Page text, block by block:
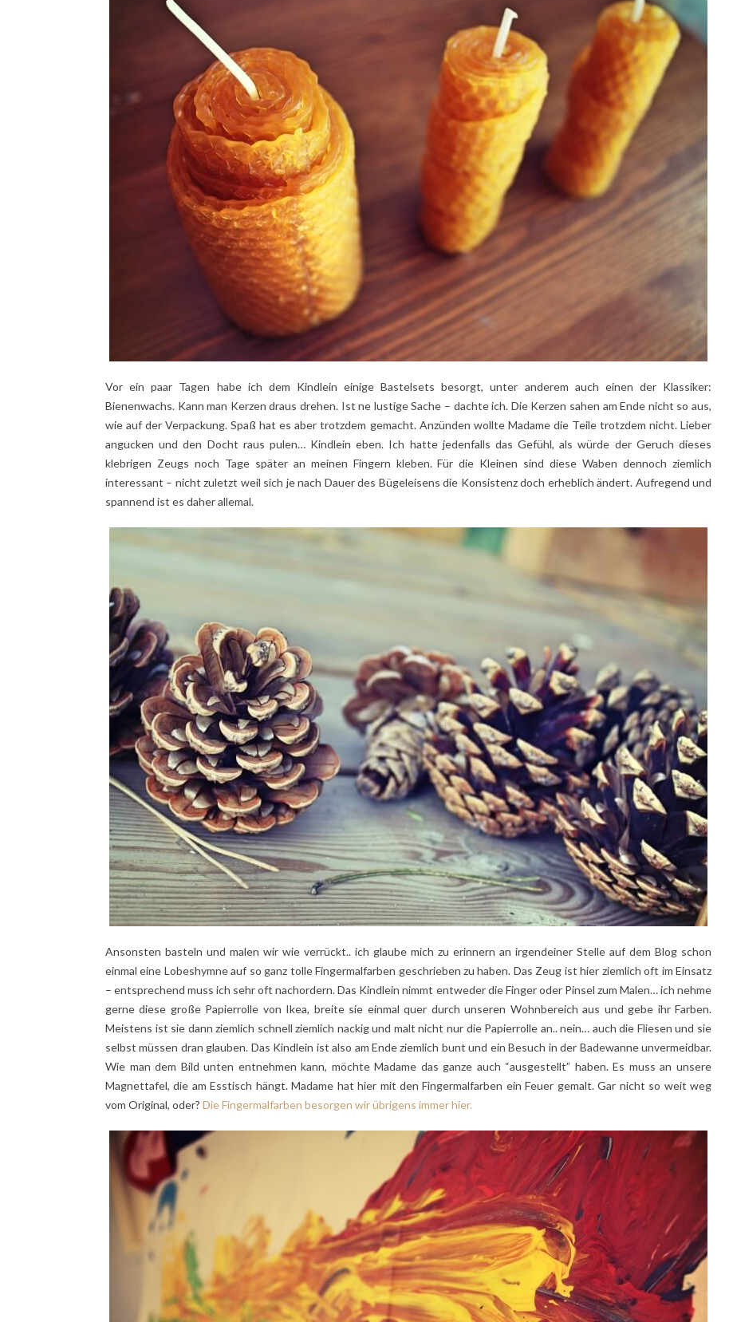
Vor ein paar Tagen habe ich dem Kindlein einige Bastelsets besorgt, unter anderem auch einen der Klassiker:
Bienenwachs. Kann man Kerzen draus drehen. Ist ne lustige Sache – dachte ich. Die Kerzen sahen am Ende nicht so aus,
wie auf der Verpackung. Spaß hat es aber trotzdem gemacht. Anzünden wollte Madame die Teile trotzdem nicht. Lieber
angucken und den Docht raus pulen… Kindlein eben. Ich hatte jedenfalls das Gefühl, als würde der Geruch dieses
klebrigen Zeugs noch Tage später an meinen Fingern kleben. Für die Kleinen sind diese Waben dennoch ziemlich
interessant – nicht zuletzt weil sich je nach Dauer des Bügeleisens die Konsistenz doch erheblich ändert. Aufregend und
spannend ist es daher allemal.
Ansonsten basteln und malen wir wie verrückt.. ich glaube mich zu erinnern an irgendeiner Stelle auf dem Blog schon
einmal eine Lobeshymne auf so ganz tolle Fingermalfarben geschrieben zu haben. Das Zeug ist hier ziemlich oft im Einsatz
– entsprechend muss ich sehr oft nachordern. Das Kindlein nimmt entweder die Finger oder Pinsel zum Malen… ich nehme
gerne diese große Papierrolle von Ikea, breite sie einmal quer durch unseren Wohnbereich aus und gebe ihr Farben.
Meistens ist sie dann ziemlich schnell ziemlich nackig und malt nicht nur die Papierrolle an.. nein… auch die Fliesen und sie
selbst müssen dran glauben. Das Kindlein ist also am Ende ziemlich bunt und ein Besuch in der Badewanne unvermeidbar.
Wie man dem Bild unten entnehmen kann, möchte Madame das ganze auch “ausgestellt” haben. Es muss an unsere
Magnettafel, die am Esstisch hängt. Madame hat hier mit den Fingermalfarben ein Feuer gemalt. Gar nicht so weit weg
vom Original, oder? Die Fingermalfarben besorgen wir übrigens immer hier.